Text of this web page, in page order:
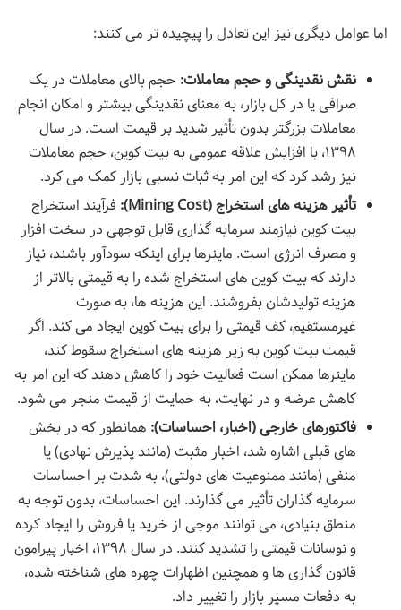
اما عوامل دیگری نیز این تعادل را پیچیده تر می کنند:
نقش نقدینگی و حجم معاملات: حجم بالای معاملات در یک
صرافی یا در کل بازار، به معنای نقدینگی بیشتر و امکان انجام
معاملات بزرگتر بدون تأثیر شدید بر قیمت است. در سال
۱۳۹۸، با افزایش علاقه عمومی به بیت کوین، حجم معاملات
نیز رشد کرد که این امر به ثبات نسبی بازار کمک می کرد.
تأثیر هزینه های استخراج (Mining Cost):
فرآیند استخراج
بیت کوین نیازمند سرمایه گذاری قابل توجهی در سخت افزار
و مصرف انرژی است. ماینرها برای اینکه سودآور باشند، نیاز
دارند که بیت کوین های استخراج شده را به قیمتی بالاتر از
هزینه تولیدشان بفروشند. این هزینه ها، به صورت
غیرمستقیم، کف قیمتی را برای بیت کوین ایجاد می کند. اگر
قیمت بیت کوین به زیر هزینه های استخراج سقوط کند،
ماینرها ممکن است فعالیت خود را کاهش دهند که این امر به
کاهش عرضه و در نهایت، به حمایت از قیمت منجر می شود.
فاکتورهای خارجی (اخبار، احساسات): همانطور که در بخش
های قبلی اشاره شد، اخبار مثبت (مانند پذیرش نهادی) یا
منفی (مانند ممنوعیت های دولتی)، به شدت بر احساسات
سرمایه گذاران تأثیر می گذارند. این احساسات، بدون توجه به
منطق بنیادی، می توانند موجی از خرید یا فروش را ایجاد کرده
و نوسانات قیمتی را تشدید کنند. در سال ۱۳۹۸، اخبار پیرامون
قانون گذاری ها و همچنین اظهارات چهره های شناخته شده،
به دفعات مسیر بازار را تغییر داد.